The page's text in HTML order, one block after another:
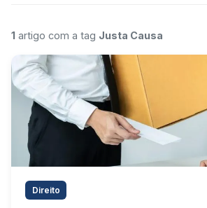
1 artigo com a tag Justa Causa
Direito